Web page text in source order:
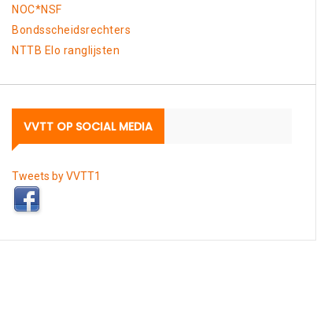
NOC*NSF
Bondsscheidsrechters
NTTB Elo ranglijsten
VVTT OP SOCIAL MEDIA
Tweets by VVTT1